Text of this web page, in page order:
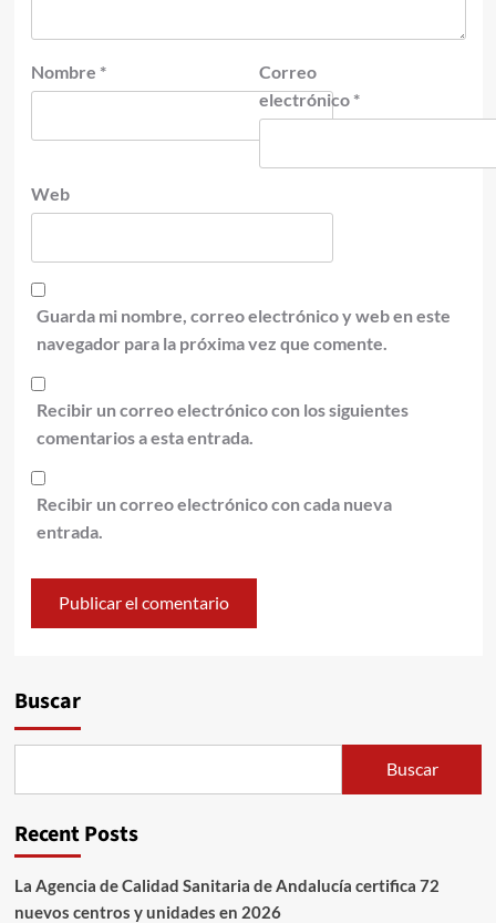
Nombre *
Correo
electrónico *
Web
Guarda mi nombre, correo electrónico y web en este
navegador para la próxima vez que comente.
Recibir un correo electrónico con los siguientes
comentarios a esta entrada.
Recibir un correo electrónico con cada nueva
entrada.
Buscar
Buscar
Recent Posts
La Agencia de Calidad Sanitaria de Andalucía certifica 72
nuevos centros y unidades en 2026